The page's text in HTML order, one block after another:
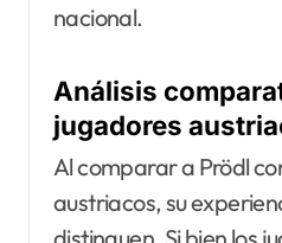
nacional.
Análisis
jugadores
Al comparar a Prödl
austriacos, su